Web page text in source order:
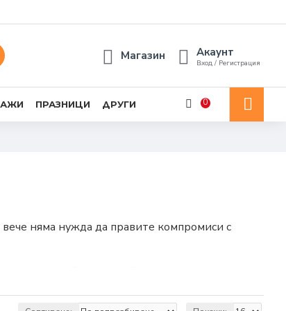
Магазин Акаунт
Вход / Регистрация
ПРАЗНИЦИ ДРУГИ 0
няма нужда да правите компромиси с
всичките Ви нужди. В тази категория сме